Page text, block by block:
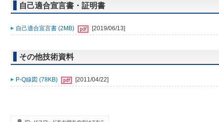
自己適合宣言書・証明書
自己適合宣言書 (2MB) [2019/06/13]
その他技術資料
P-Q線図 (78KB) [2011/04/22]